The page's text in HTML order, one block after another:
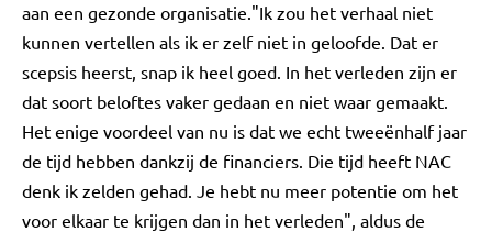
aan een gezonde organisatie."Ik zou het verhaal niet
kunnen vertellen als ik er zelf niet in geloofde. Dat er
scepsis heerst, snap ik heel goed. In het verleden zijn er
dat soort beloftes vaker gedaan en niet waar gemaakt.
Het enige voordeel van nu is dat we echt tweeënhalf jaar
de tijd hebben dankzij de financiers. Die tijd heeft NAC
denk ik zelden gehad. Je hebt nu meer potentie om het
voor elkaar te krijgen dan in het verleden", aldus de